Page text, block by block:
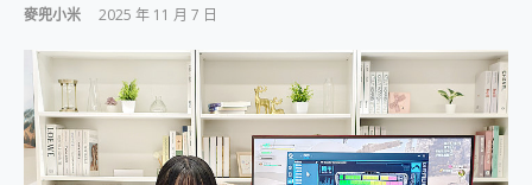
好用的 EaseUS Partition Master 讓您輕鬆的移除與格式化有防寫保護的隨身碟或SD卡
一鍵修復模糊影片、舊照的 AI 好幫手! VideoProc Converter AI 新版全解析 × 年末優惠，一篇全看懂
小朋友才做選擇 投影機 RGB藍牙音響 氛圍情境燈 我通通都要！ Starfish 2 幻彩膠囊投影機｜結合「 智慧投影 & 煥彩流動 」的沈浸式生活新體驗
外型超吸晴~ 給您絕佳操控體驗 GravaStar Mercury K1 系列 異星機械鍵盤與 Mercury X 系列 輕量無線電競滑鼠 開箱 評測
麥兜小米 2025 年 11 月 7 日